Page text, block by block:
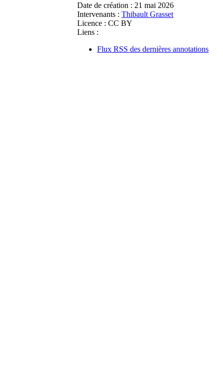
Date de création : 21 mai 2026
Intervenants : Thibault Grasset
Licence : CC BY
Liens :
Flux RSS des dernières annotations